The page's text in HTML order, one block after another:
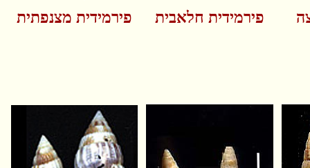
פירמידית מצנפתית פירמידית חלאבית